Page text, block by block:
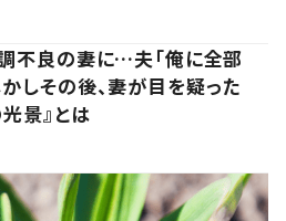
調不良の妻に…夫「俺に全部
かしその後、妻が目を疑った
景』とは